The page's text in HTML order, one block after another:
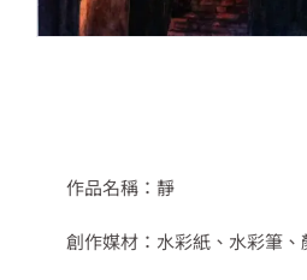
作品名稱：靜
創作媒材：水彩紙、水彩筆